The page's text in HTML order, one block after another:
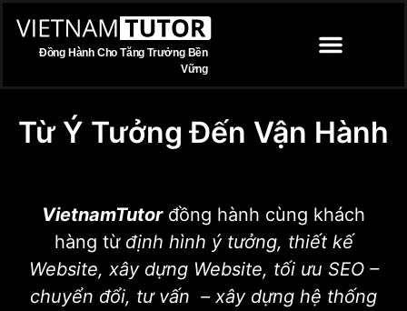
Đồng Hành Cho Tăng Trưởng Bền
Vững
Từ Ý Tưởng Đến Vận Hành
VietnamTutorđồng hành cùng khách
hàng từ định hình ý tưởng, thiết kế
Website, xây dựng Website, tối ưu SEO –
chuyển đổi, tư vấn – xây dựng hệ thống